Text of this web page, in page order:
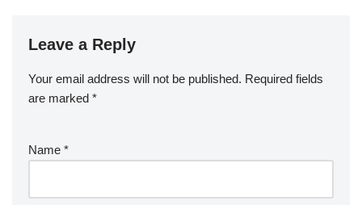
Leave a Reply
Your email address will not be published. Required fields
are marked *
Name *